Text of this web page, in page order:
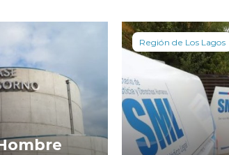
Región de Los Lagos